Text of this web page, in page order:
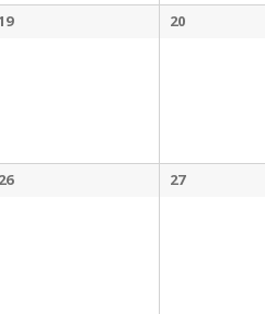
20
27